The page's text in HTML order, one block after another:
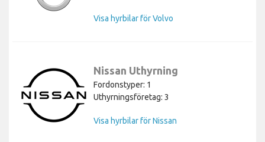
Visa hyrbilar för Volvo
Nissan Uthyrning
Fordonstyper: 1
Uthyrningsföretag: 3
Visa hyrbilar för Nissan